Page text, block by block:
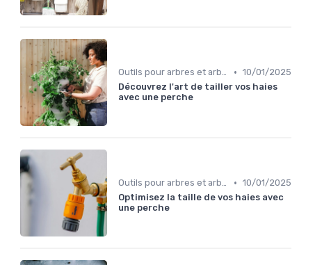
Outils pour arbres et arbustes • 10/01/2025
Découvrez l'art de tailler vos haies
avec une perche
Outils pour arbres et arbustes • 10/01/2025
Optimisez la taille de vos haies avec
une perche